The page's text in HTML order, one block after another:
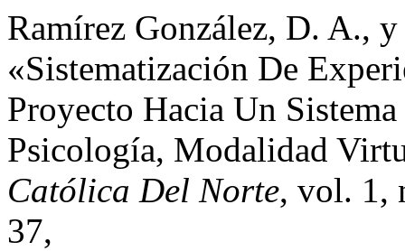
Ramírez González, D. A.,
«Sistematización De
Proyecto Hacia Un
Psicología, Modalidad
Católica Del Norte, vol. 1,
37,